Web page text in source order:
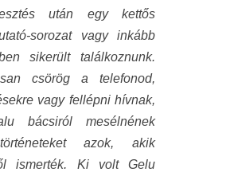
után egy kettős
sorozat vagy inkább
sikerült találkoznunk.
csörög a telefonod,
vagy fellépni hívnak,
bácsiról mesélnének
azok, akik
ismerték. Ki volt Gelu